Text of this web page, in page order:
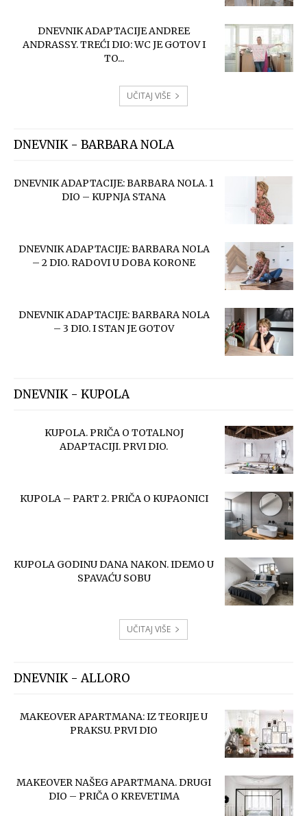
DNEVNIK ADAPTACIJE ANDREE
ANDRASSY. TREĆI DIO: WC JE GOTOV I
TO...
UČITAJ VIŠE
DNEVNIK - BARBARA NOLA
DNEVNIK ADAPTACIJE: BARBARA NOLA. 1
DIO – KUPNJA STANA
DNEVNIK ADAPTACIJE: BARBARA NOLA
– 2 DIO. RADOVI U DOBA KORONE
DNEVNIK ADAPTACIJE: BARBARA NOLA
– 3 DIO. I STAN JE GOTOV
DNEVNIK - KUPOLA
KUPOLA. PRIČA O TOTALNOJ
ADAPTACIJI. PRVI DIO.
KUPOLA – PART 2. PRIČA O KUPAONICI
KUPOLA GODINU DANA NAKON. IDEMO U
SPAVAĆU SOBU
UČITAJ VIŠE
DNEVNIK - ALLORO
MAKEOVER APARTMANA: IZ TEORIJE U
PRAKSU. PRVI DIO
MAKEOVER NAŠEG APARTMANA. DRUGI
DIO – PRIČA O KREVETIMA